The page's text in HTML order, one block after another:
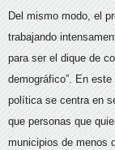
Del mismo modo, el
trabajando
para ser el dique de
demográfico”. En
política se centra en
que personas que
municipios de menos